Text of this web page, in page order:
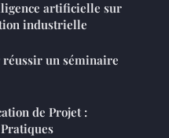
artificielle sur
industrielle
réussir un séminaire
de Projet :